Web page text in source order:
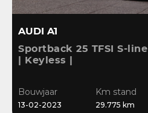
AUDI A1
Sportback 25 TFSI S-line
| Keyless |
| Navi
Bouwjaar
13-02-2023
Km stand
29.775 km